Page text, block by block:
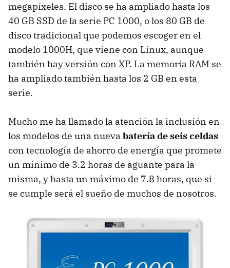
megapíxeles. El disco se ha ampliado hasta los
40 GB SSD de la serie PC 1000, o los 80 GB de
disco tradicional que podemos escoger en el
modelo 1000H, que viene con Linux, aunque
también hay versión con XP. La memoria RAM se
ha ampliado también hasta los 2 GB en esta
serie.
Mucho me ha llamado la atención la inclusión en
los modelos de una nueva batería de seis celdas
con tecnología de ahorro de energía que promete
un mínimo de 3.2 horas de aguante para la
misma, y hasta un máximo de 7.8 horas, que si
se cumple será el sueño de muchos de nosotros.